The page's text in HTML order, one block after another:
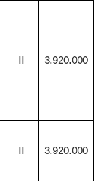
3.920.000
3.920.000